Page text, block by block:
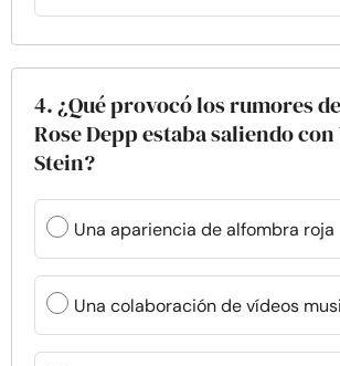
4. ¿Qué provocó los rumores
Rose Depp estaba saliendo con
Stein?
Una apariencia de alfombra roja
Una colaboración de vídeos